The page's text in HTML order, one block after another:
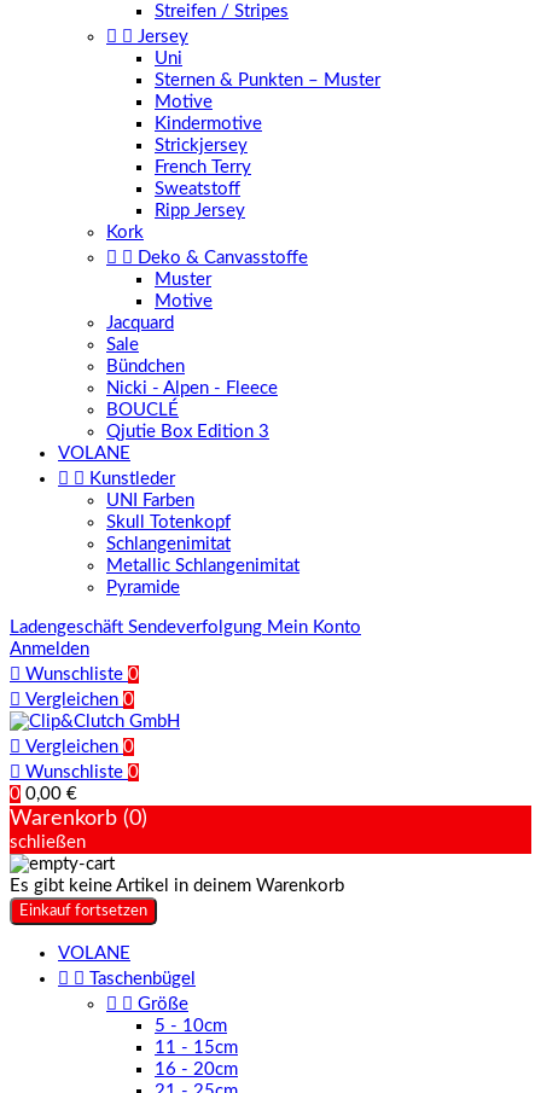
Streifen / Stripes
  Jersey
Uni
Sternen & Punkten – Muster
Motive
Kindermotive
Strickjersey
French Terry
Sweatstoff
Ripp Jersey
Kork
  Deko & Canvasstoffe
Muster
Motive
Jacquard
Sale
Bündchen
Nicki - Alpen - Fleece
BOUCLÉ
Qjutie Box Edition 3
VOLANE
  Kunstleder
UNI Farben
Skull Totenkopf
Schlangenimitat
Metallic Schlangenimitat
Pyramide
Ladengeschäft Sendeverfolgung Mein Konto
Anmelden
 Wunschliste 0
 Vergleichen 0
 Vergleichen 0
 Wunschliste 0
0 0,00 €
Warenkorb (0)
schließen
Es gibt keine Artikel in deinem Warenkorb
Einkauf fortsetzen
VOLANE
 
Taschenbügel
  Größe
5 - 10cm
11 - 15cm
16 - 20cm